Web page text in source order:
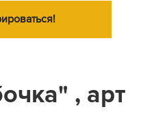
, арт